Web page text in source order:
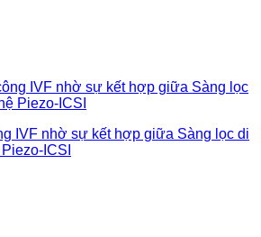
IVF nhờ sự kết hợp giữa Sàng lọc di
ICSI